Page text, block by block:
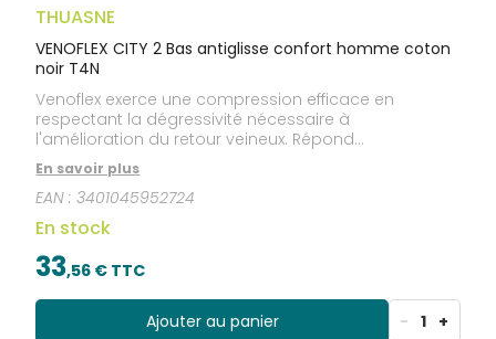
THUASNE
VENOFLEX CITY 2 Bas antiglisse confort homme coton
noir T4N
Venoflex exerce une compression efficace en
respectant la dégressivité nécessaire à
l'amélioration du retour veineux. Répond
parfaitement à la prescription médicale. La finesse
de la maille et la haute qualité des fibres élastiques
de Venoflex améliorent à la fois l'esthétique du
produit et le confort du patient : douceur et
souplessefinesse, brillance et transparencefacilité
d'enfilage Venoflex, par ses propriétés, optimise
l'observance thérapeutique. Couleur : noir Taille : T4N
En savoir plus
EAN :3401045952724
En stock
33,56 € TTC
Ajouter au panier - 1 +